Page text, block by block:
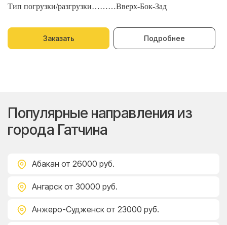
Тип погрузки/разгрузки………Вверх-Бок-Зад
Заказать Подробнее
Популярные направления из
города Гатчина
Абакан от 26000 руб.
Ангарск от 30000 руб.
Анжеро-Судженск от 23000 руб.